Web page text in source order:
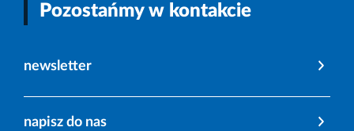
Pozostańmy w kontakcie
newsletter
napisz do nas